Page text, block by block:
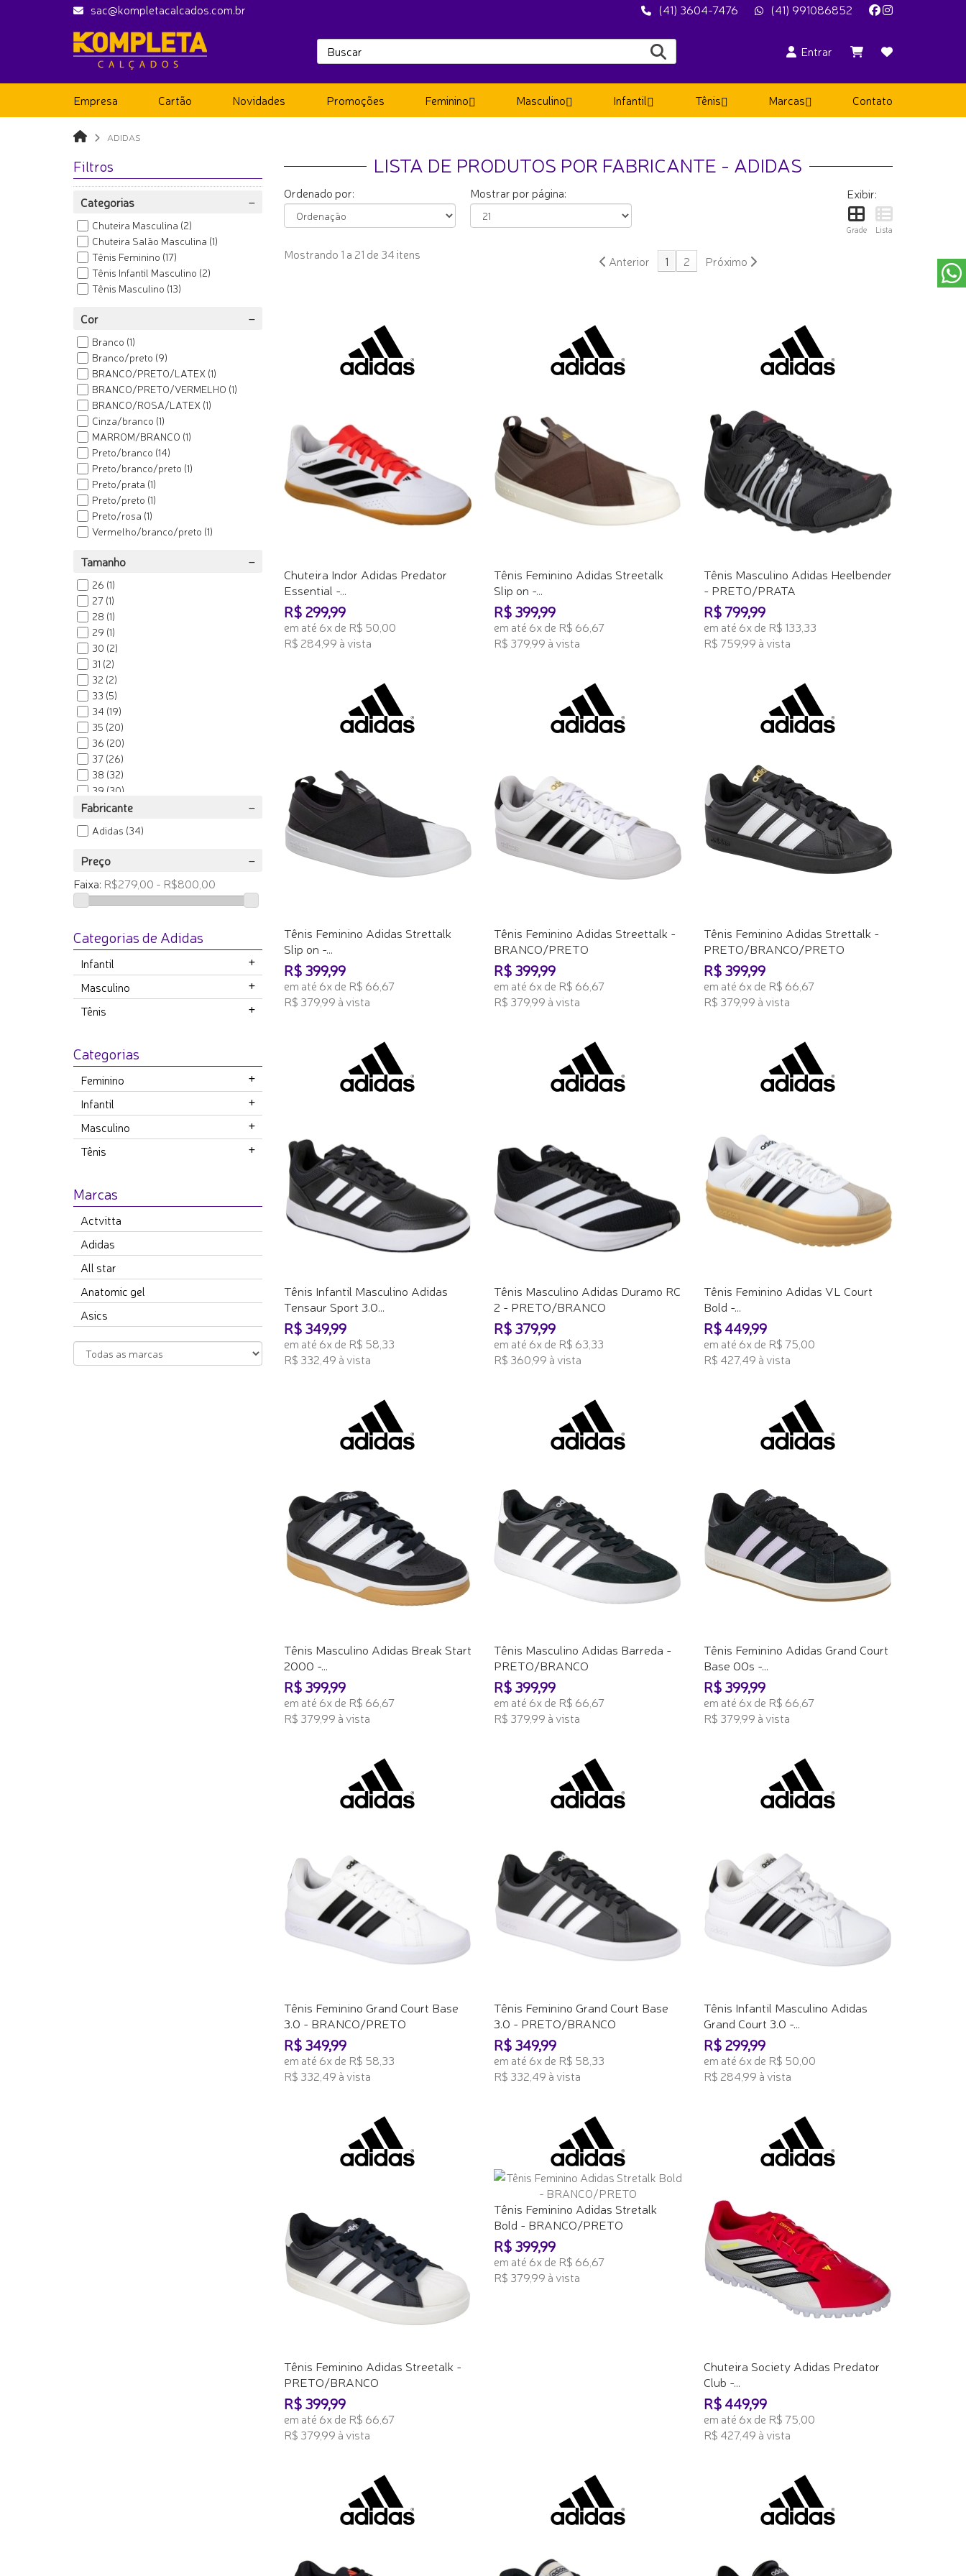
sac@kompletacalcados.com.br (41) 3604-7476 (41) 991086852
Entrar
Empresa Cartão Novidades Promoções Feminino Masculino Infantil Tênis Marcas Contato
ADIDAS
Filtros
Categorias
Chuteira Masculina (2)
Chuteira Salão Masculina (1)
Tênis Feminino (17)
Tênis Infantil Masculino (2)
Tênis Masculino (13)
Cor
Branco (1)
Branco/preto (9)
BRANCO/PRETO/LATEX (1)
BRANCO/PRETO/VERMELHO (1)
BRANCO/ROSA/LATEX (1)
Cinza/branco (1)
MARROM/BRANCO (1)
Preto/branco (14)
Preto/branco/preto (1)
Preto/prata (1)
Preto/preto (1)
Preto/rosa (1)
Vermelho/branco/preto (1)
Tamanho
26 (1)
27 (1)
28 (1)
29 (1)
30 (2)
31 (2)
32 (2)
33 (5)
34 (19)
35 (20)
36 (20)
37 (26)
38 (32)
39 (30)
40(20)
42(18)
44(8)
45 (1)
Fabricante
Adidas (34)
Preço
Faixa: R$279,00 - R$800,00
Categorias de Adidas
Infantil
Masculino
Tênis
Categorias
Feminino
Infantil
Masculino
Tênis
Marcas
Actvitta
Adidas
All star
Anatomic gel
Asics
LISTA DE PRODUTOS POR FABRICANTE - ADIDAS
Exibir:
Grade Lista
Ordenado por: Mostrar por página:
Anterior 1 2 Próximo
Mostrando 1 a 21 de 34 itens
Chuteira Indor Adidas Predator
Essential -...
R$ 299,99
em até 6x de R$ 50,00
R$ 284,99 à vista
Tênis Feminino Adidas Streetalk
Slip on -...
R$ 399,99
em até 6x de R$ 66,67
R$ 379,99 à vista
Tênis Masculino Adidas Heelbender
- PRETO/PRATA
R$ 799,99
em até 6x de R$ 133,33
R$ 759,99 à vista
Tênis Feminino Adidas Strettalk
Slip on -...
R$ 399,99
em até 6x de R$ 66,67
R$ 379,99 à vista
Tênis Feminino Adidas Streettalk -
BRANCO/PRETO
R$ 399,99
em até 6x de R$ 66,67
R$ 379,99 à vista
Tênis Feminino Adidas Strettalk -
PRETO/BRANCO/PRETO
R$ 399,99
em até 6x de R$ 66,67
R$ 379,99 à vista
Tênis Infantil Masculino Adidas
Tensaur Sport 3.0...
R$ 349,99
em até 6x de R$ 58,33
R$ 332,49 à vista
Tênis Masculino Adidas Duramo RC
2 - PRETO/BRANCO
R$ 379,99
em até 6x de R$ 63,33
R$ 360,99 à vista
Tênis Feminino Adidas VL Court
Bold -...
R$ 449,99
em até 6x de R$ 75,00
R$ 427,49 à vista
Tênis Masculino Adidas Break Start
2000 -...
R$ 399,99
em até 6x de R$ 66,67
R$ 379,99 à vista
Tênis Masculino Adidas Barreda -
PRETO/BRANCO
R$ 399,99
em até 6x de R$ 66,67
R$ 379,99 à vista
Tênis Feminino Adidas Grand Court
Base 00s -...
R$ 399,99
em até 6x de R$ 66,67
R$ 379,99 à vista
Tênis Feminino Grand Court Base
3.0 - BRANCO/PRETO
R$ 349,99
em até 6x de R$ 58,33
R$ 332,49 à vista
Tênis Feminino Grand Court Base
3.0 - PRETO/BRANCO
R$ 349,99
em até 6x de R$ 58,33
R$ 332,49 à vista
Tênis Infantil Masculino Adidas
Grand Court 3.0 -...
R$ 299,99
em até 6x de R$ 50,00
R$ 284,99 à vista
Tênis Feminino Adidas Streetalk -
PRETO/BRANCO
R$ 399,99
em até 6x de R$ 66,67
R$ 379,99 à vista
Tênis Feminino Adidas Stretalk
Bold - BRANCO/PRETO
R$ 399,99
em até 6x de R$ 66,67
R$ 379,99 à vista
Chuteira Society Adidas Predator
Club -...
R$ 449,99
em até 6x de R$ 75,00
R$ 427,49 à vista